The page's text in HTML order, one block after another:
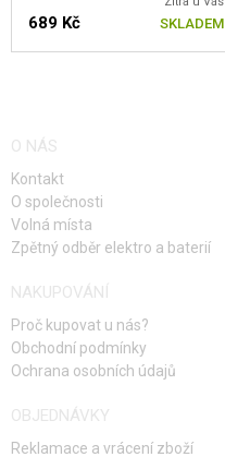
689 Kč SKLADEM
O NÁS
Kontakt
O společnosti
Volná místa
Zpětný odběr elektro a baterií
NAKUPOVÁNÍ
Proč kupovat u nás?
Obchodní podmínky
Ochrana osobních údajů
OBJEDNÁVKY
Reklamace a vrácení zboží